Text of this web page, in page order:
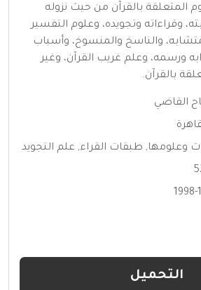
المتعلقة بالقرآن من حيث نزوله
وقراءاته وتجويده، وعلوم التفسير
والناسخ والمنسوخ، وأسباب
ورسمه، وعلم غريب القرآن، وغير
بالقرآن.
القاضي
وعلومها, طبقات القراء, علم التجويد
التحميل